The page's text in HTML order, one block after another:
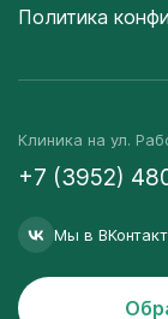
Политика
Клиника на ул.
+7 (3952)
Мы в